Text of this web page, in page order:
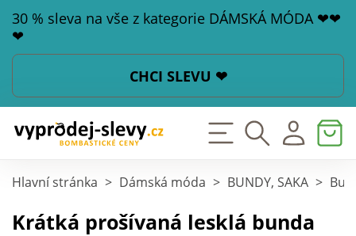
30 % sleva na vše z kategorie DÁMSKÁ MÓDA ❤❤
❤
CHCI SLEVU ❤
Hlavní stránka > Dámská móda > BUNDY, SAKA >
Krátká prošívaná lesklá bunda